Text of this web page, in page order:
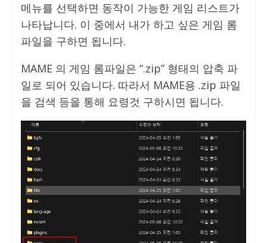
메뉴를 선택하면 동작이 가능한 게임 리스트가
나타납니다. 이 중에서 내가 하고 싶은 게임 롬
파일을 구하면 됩니다.
MAME 의 게임 롬파일은 “.zip” 형태의 압축 파
일로 되어 있습니다. 따라서 MAME용 .zip 파일
을 검색 등을 통해 요령것 구하시면 됩니다.